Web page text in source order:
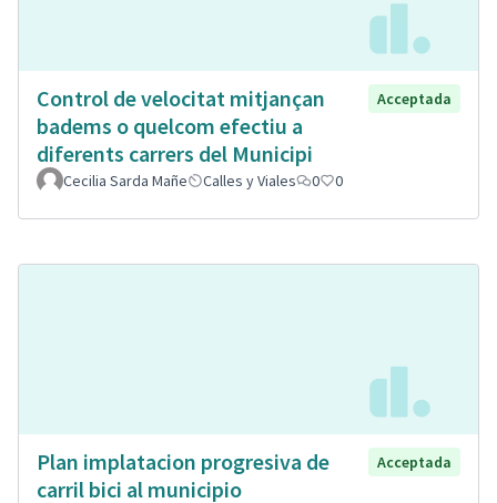
Control de velocitat mitjançan
badems o quelcom efectiu a
diferents carrers del Municipi
Acceptada
Cecilia Sarda Mañe Calles y Viales 0 0
Plan implatacion progresiva de
carril bici al municipio
Acceptada